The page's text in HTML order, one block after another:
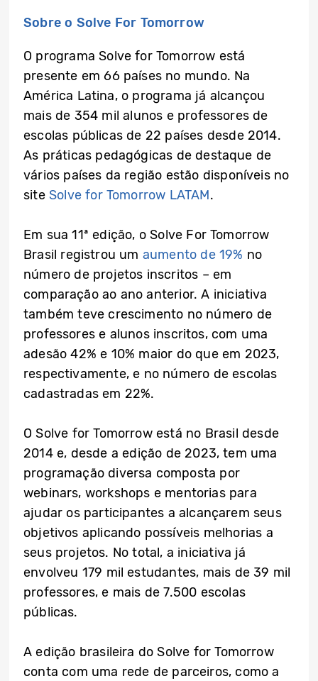
Sobre o Solve For Tomorrow
O programa Solve for Tomorrow está
presente em 66 países no mundo. Na
América Latina, o programa já alcançou
mais de 354 mil alunos e professores de
escolas públicas de 22 países desde 2014.
As práticas pedagógicas de destaque de
vários países da região estão disponíveis no
site Solve for Tomorrow LATAM.
Em sua 11ª edição, o Solve For Tomorrow
Brasil registrou um aumento de 19% no
número de projetos inscritos – em
comparação ao ano anterior. A iniciativa
também teve crescimento no número de
professores e alunos inscritos, com uma
adesão 42% e 10% maior do que em 2023,
respectivamente, e no número de escolas
cadastradas em 22%.
O Solve for Tomorrow está no Brasil desde
2014 e, desde a edição de 2023, tem uma
programação diversa composta por
webinars, workshops e mentorias para
ajudar os participantes a alcançarem seus
objetivos aplicando possíveis melhorias a
seus projetos. No total, a iniciativa já
envolveu 179 mil estudantes, mais de 39 mil
professores, e mais de 7.500 escolas
públicas.
A edição brasileira do Solve for Tomorrow
conta com uma rede de parceiros, como a